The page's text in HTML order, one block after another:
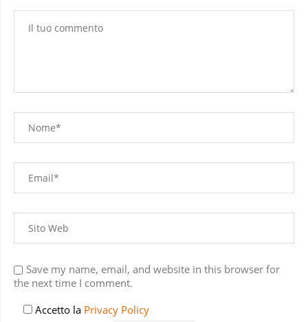
Save my name, email, and website in this browser for
the next time I comment.
Accetto la Privacy Policy